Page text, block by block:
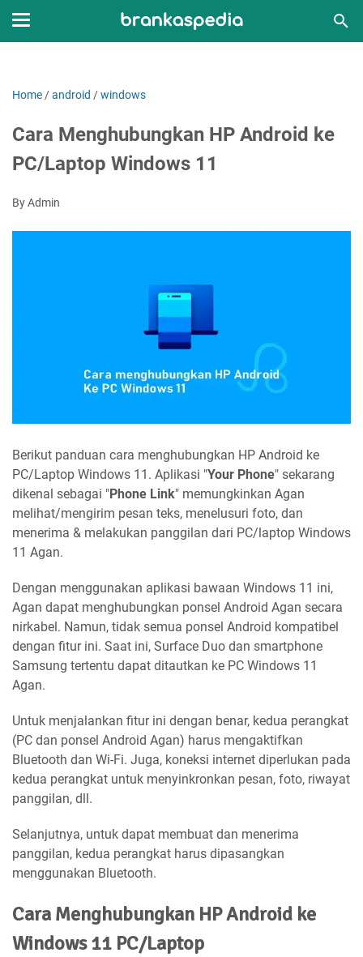
Home /android /windows
Cara Menghubungkan HP Android ke
PC/Laptop Windows 11
By Admin
Berikut panduan cara menghubungkan HP Android ke
PC/Laptop Windows 11. Aplikasi "Your Phone" sekarang
dikenal sebagai "Phone Link" memungkinkan Agan
melihat/mengirim pesan teks, menelusuri foto, dan
menerima & melakukan panggilan dari PC/laptop Windows
11 Agan.
Dengan menggunakan aplikasi bawaan Windows 11 ini,
Agan dapat menghubungkan ponsel Android Agan secara
nirkabel. Namun, tidak semua ponsel Android kompatibel
dengan fitur ini. Saat ini, Surface Duo dan smartphone
Samsung tertentu dapat ditautkan ke PC Windows 11
Agan.
Untuk menjalankan fitur ini dengan benar, kedua perangkat
(PC dan ponsel Android Agan) harus mengaktifkan
Bluetooth dan Wi-Fi. Juga, koneksi internet diperlukan pada
kedua perangkat untuk menyinkronkan pesan, foto, riwayat
panggilan, dll.
Selanjutnya, untuk dapat membuat dan menerima
panggilan, kedua perangkat harus dipasangkan
menggunakan Bluetooth.
Cara Menghubungkan HP Android ke
Windows 11 PC/Laptop